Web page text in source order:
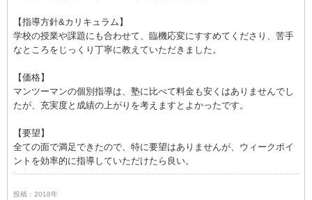
【指導方針&カリキュラム】
学校の授業や課題にも合わせて、臨機応変にすすめてくださり、苦手
なところをじっくり丁寧に教えていただきました。
【価格】
マンツーマンの個別指導は、塾に比べて料金も安くはありませんでし
たが、充実度と成績の上がりを考えますとよかったです。
【要望】
全ての面で満足できたので、特に要望はありませんが、ウィークポイ
ントを効率的に指導していただけたら良い。
投稿：2018年